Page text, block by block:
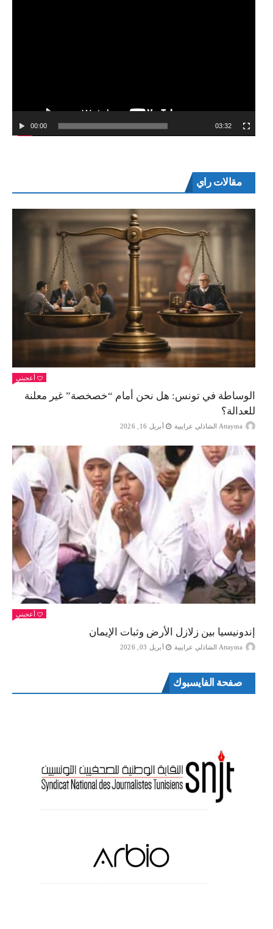
00:00 03:32
مقالات راي
أعجبني
الوساطة في تونس: هل نحن أمام “خصخصة” غير معلنة
للعدالة؟
Attayma الشاذلي عرايبية أبريل 16, 2026
أعجبني
إندونيسيا بين زلازل الأرض وثبات الإيمان
Attayma الشاذلي عرايبية أبريل 03, 2026
صفحة الفايسبوك